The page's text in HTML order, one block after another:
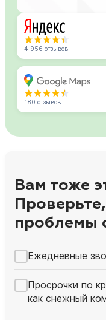
4 956 отзывов
180 отзывов
Вам тоже
проблемы
Ежедневные
Просрочки по
как снежный